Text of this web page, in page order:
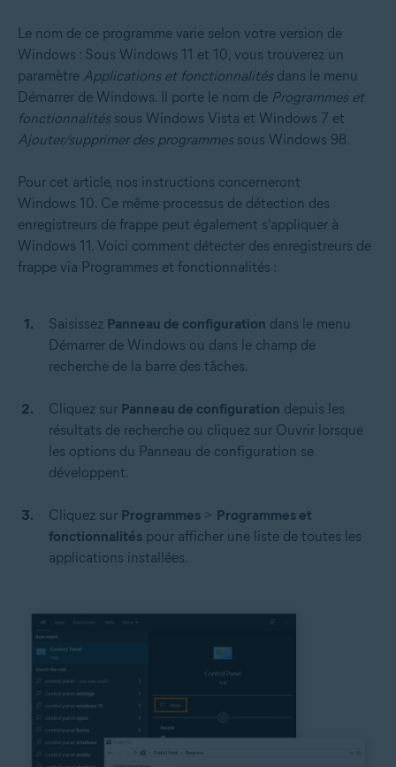
Le nom de ce programme varie selon votre version de
Windows : Sous Windows 11 et 10, vous trouverez un
paramètre Applications et fonctionnalitésdans le menu
Démarrer de Windows. Il porte le nom de Programmes et
fonctionnalitéssous Windows Vista et Windows 7 et
Ajouter/supprimer des programmessous Windows 98.
Pour cet article, nos instructions concerneront
Windows 10. Ce même processus de détection des
enregistreurs de frappe peut également s’appliquer à
Windows 11. Voici comment détecter des enregistreurs de
frappe via Programmes et fonctionnalités :
Saisissez Panneau de configuration dans le menu
Démarrer de Windows ou dans le champ de
recherche de la barre des tâches.
Cliquez sur Panneau de configuration depuis les
résultats de recherche ou cliquez sur Ouvrir lorsque
les options du Panneau de configuration se
développent.
Cliquez sur Programmes > Programmes et
fonctionnalités pour afficher une liste de toutes les
applications installées.